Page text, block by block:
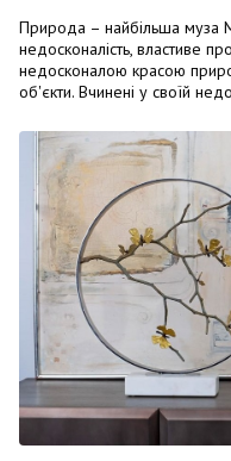
Природа – найбільша муза
недосконалість, властиве
недосконалою красою
об'єкти. Вчинені у своїй